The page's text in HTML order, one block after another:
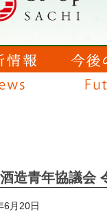
酒造青年協議会
6月20日